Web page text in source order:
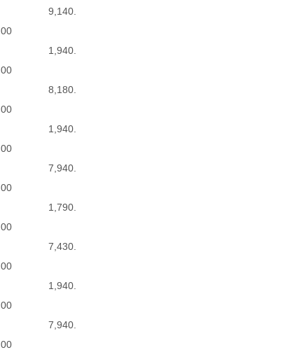
9,140.
00
1,940.
00
8,180.
00
1,940.
00
7,940.
00
1,790.
00
7,430.
00
1,940.
00
7,940.
00